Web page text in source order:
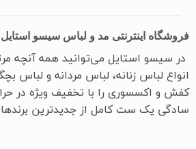
فروشگاه اینترنتی مد و لباس سیسو استایل
در سیسو ‌استایل می‌توانید همه آنچه
انواع لباس زنانه، لباس مردانه و لباس
کفش و اکسسوری را با تخفیف ویژه در
سادگی یک ست کامل از جدیدترین‌